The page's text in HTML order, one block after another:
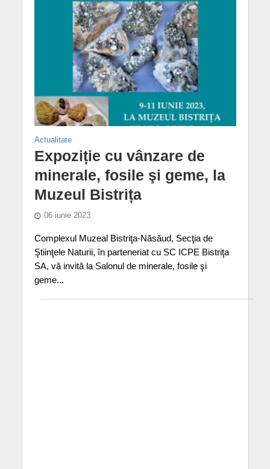
Actualitate
Expoziție cu vânzare de
minerale, fosile şi geme, la
Muzeul Bistrița
06 iunie 2023
Complexul Muzeal Bistriţa-Năsăud, Secţia de
Ştiinţele Naturii, în parteneriat cu SC ICPE Bistriţa
SA, vă invită la Salonul de minerale, fosile şi
geme...